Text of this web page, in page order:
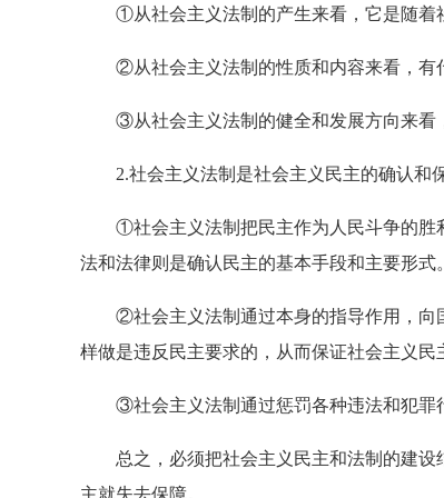
①从社会主义法制的产生来看，它是随着社
②从社会主义法制的性质和内容来看，有什
③从社会主义法制的健全和发展方向来看，
2.社会主义法制是社会主义民主的确认和保
①社会主义法制把民主作为人民斗争的胜
法和法律则是确认民主的基本手段和主要形式。
②社会主义法制通过本身的指导作用，向
样做是违反民主要求的，从而保证社会主义民
③社会主义法制通过惩罚各种违法和犯罪行
总之，必须把社会主义民主和法制的建设
主就失去保障。